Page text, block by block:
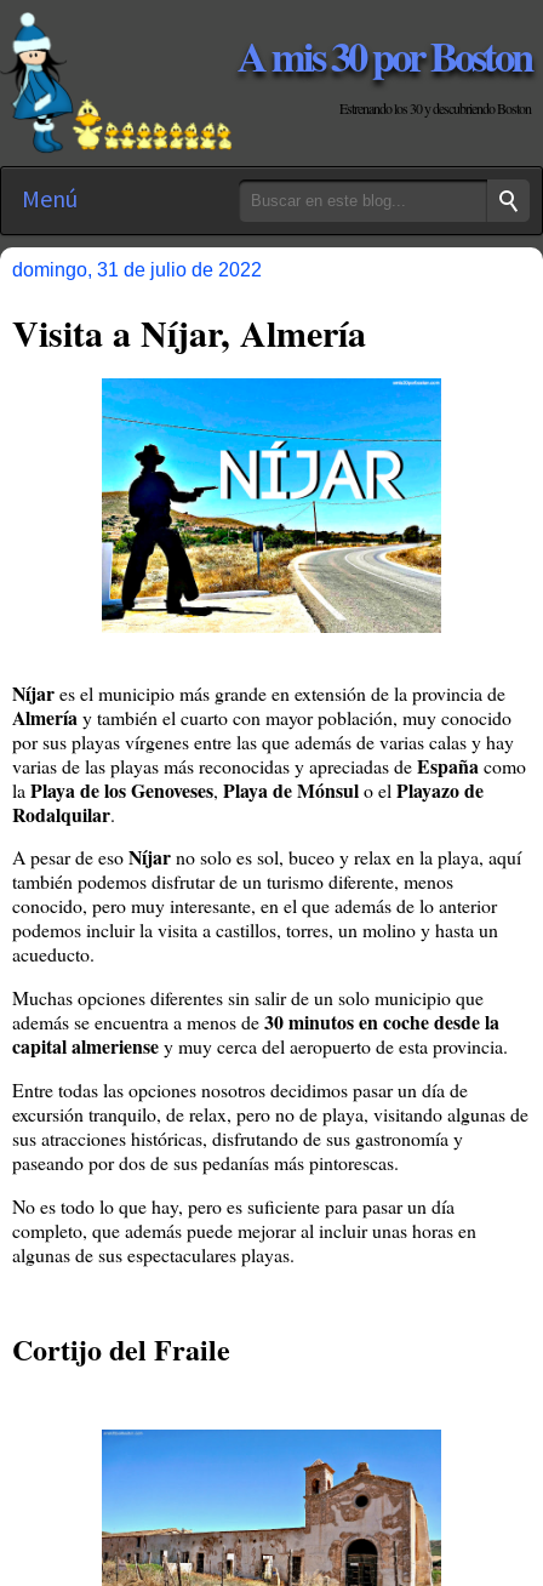
A mis 30 por Boston
Estrenando los 30 y descubriendo Boston
Menú
domingo, 31 de julio de 2022
Visita a Níjar, Almería
Níjares el municipio más grande en extensión de la provincia de
Almeríay también el cuarto con mayor población, muy conocido
por sus playas vírgenes entre las que además de varias calas y hay
varias de las playas más reconocidas y apreciadas deEspañacomo
la Playa de los Genoveses, Playa de Mónsulo el Playazo de
Rodalquilar.
A pesar de esoNíjarno solo es sol, buceo y relax en la playa, aquí
también podemos disfrutar de un turismo diferente, menos
conocido, pero muy interesante, en el que además de lo anterior
podemos incluir la visita a castillos, torres, un molino y hasta un
acueducto.
Muchas opciones diferentes sin salir de un solo municipio que
además se encuentra a menos de30 minutos en coche desde la
capital almeriensey muy cerca del aeropuerto de esta provincia.
Entre todas las opciones nosotros decidimos pasar un día de
excursión tranquilo, de relax, pero no de playa, visitando algunas de
sus atracciones históricas, disfrutando de sus gastronomía y
paseando por dos de sus pedanías más pintorescas.
No es todo lo que hay, pero es suficiente para pasar un día
completo, que además puede mejorar al incluir unas horas en
algunas de sus espectaculares playas.
Cortijo del Fraile